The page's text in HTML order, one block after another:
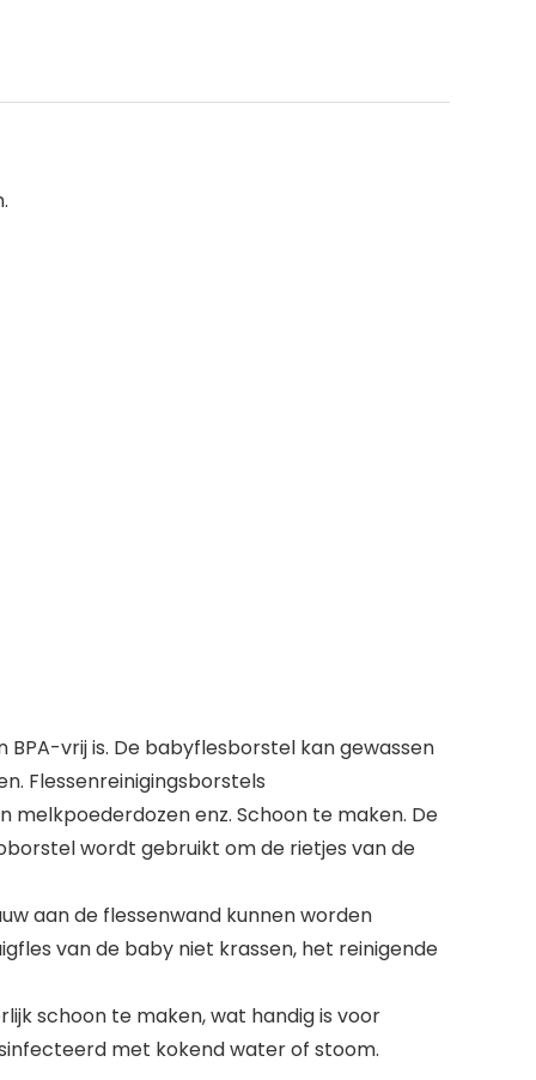
vrij is. De babyflesborstel kan gewassen
Flessenreinigingsborstels
enz. Schoon te maken. De
wordt gebruikt om de rietjes van de
aan de flessenwand kunnen worden
van de baby niet krassen, het reinigende
schoon te maken, wat handig is voor
met kokend water of stoom.